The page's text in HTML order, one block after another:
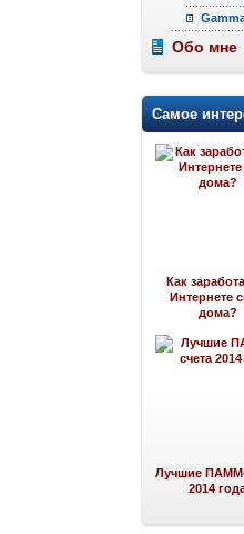
Обо мне
Самое
Как
Интернете
дома?
Лучшие ПАММ-
2014